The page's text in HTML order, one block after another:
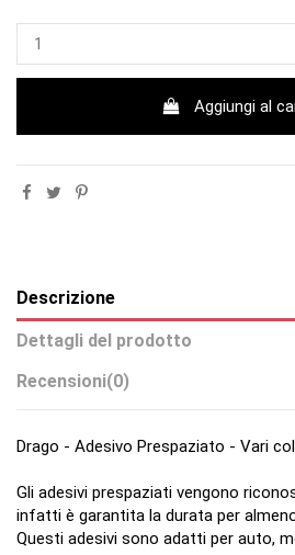
Aggiungi al
Descrizione
Dettagli del prodotto
Recensioni(0)
Drago - Adesivo Prespaziato - Vari
Gli adesivi prespaziati vengono
infatti è garantita la durata per
Questi adesivi sono adatti per auto,